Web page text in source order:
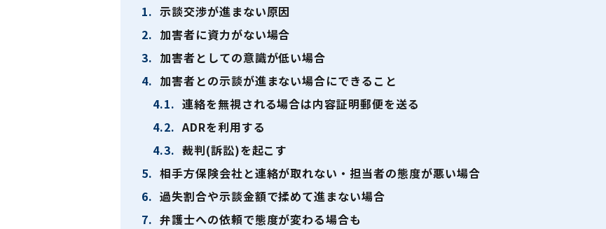
1. 示談交渉が進まない原因
2. 加害者に資力がない場合
3. 加害者としての意識が低い場合
4. 加害者との示談が進まない場合にできること
4.1. 連絡を無視される場合は内容証明郵便を送る
4.2. ADRを利用する
4.3. 裁判(訴訟)を起こす
5. 相手方保険会社と連絡が取れない・担当者の態度が悪い場合
6. 過失割合や示談金額で揉めて進まない場合
7. 弁護士への依頼で態度が変わる場合も